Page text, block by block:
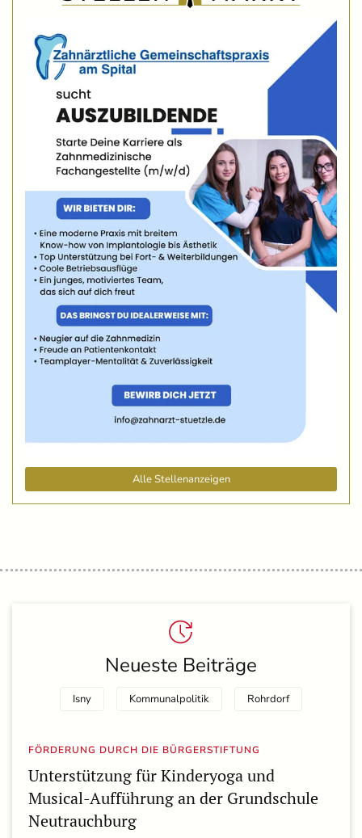
Alle Stellenanzeigen
Neueste Beiträge
Isny Kommunalpolitik Rohrdorf
FÖRDERUNG DURCH DIE BÜRGERSTIFTUNG
Unterstützung für Kinderyoga und
Musical-Aufführung an der Grundschule
Neutrauchburg